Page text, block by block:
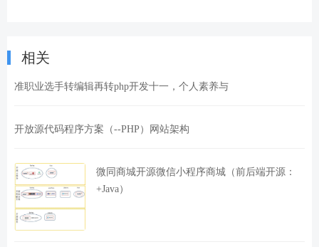
相关
准职业选手转编辑再转php开发十一，个人素养与
开放源代码程序方案（--PHP）网站架构
微同商城开源微信小程序商城（前后端开源：
+Java）